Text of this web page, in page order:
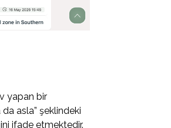
yapan bir
da asla” şeklindeki
ifade etmektedir.